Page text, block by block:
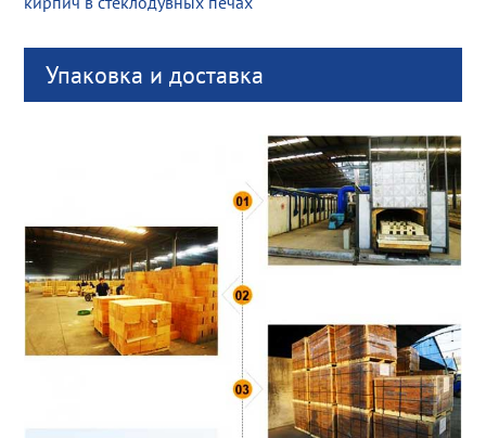
Упаковка и доставка